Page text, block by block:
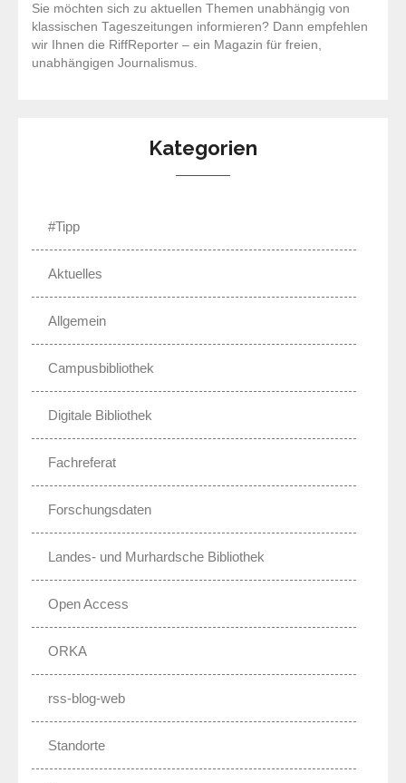
Sie möchten sich zu aktuellen Themen unabhängig von
klassischen Tageszeitungen informieren? Dann empfehlen
wir Ihnen die RiffReporter – ein Magazin für freien,
unabhängigen Journalismus.
Kategorien
#Tipp
Aktuelles
Allgemein
Campusbibliothek
Digitale Bibliothek
Fachreferat
Forschungsdaten
Landes- und Murhardsche Bibliothek
Open Access
ORKA
rss-blog-web
Standorte